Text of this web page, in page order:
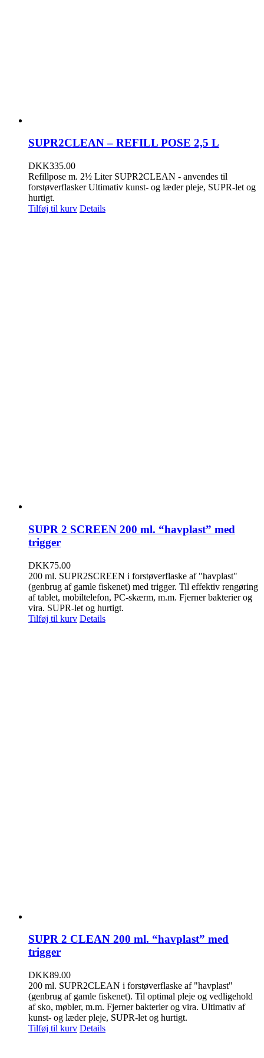
SUPR2CLEAN – REFILL POSE 2,5 L
DKK335.00
Refillpose m. 2½ Liter SUPR2CLEAN - anvendes til
forstøverflasker Ultimativ kunst- og læder pleje, SUPR-let og
hurtigt.
Tilføj til kurv Details
SUPR 2 SCREEN 200 ml. “havplast” med
trigger
DKK75.00
200 ml. SUPR2SCREEN i forstøverflaske af "havplast"
(genbrug af gamle fiskenet) med trigger. Til effektiv rengøring
af tablet, mobiltelefon, PC-skærm, m.m. Fjerner bakterier og
vira. SUPR-let og hurtigt.
Tilføj til kurv Details
SUPR 2 CLEAN 200 ml. “havplast” med
trigger
DKK89.00
200 ml. SUPR2CLEAN i forstøverflaske af "havplast"
(genbrug af gamle fiskenet). Til optimal pleje og vedligehold
af sko, møbler, m.m. Fjerner bakterier og vira. Ultimativ af
kunst- og læder pleje, SUPR-let og hurtigt.
Tilføj til kurv Details